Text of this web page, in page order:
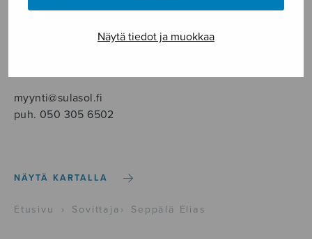
Näytä tiedot ja muokkaa
myynti@sulasol.fi
puh. 050 305 6502
NÄYTÄ KARTALLA
Etusivu › Sovittaja › Seppälä Elias